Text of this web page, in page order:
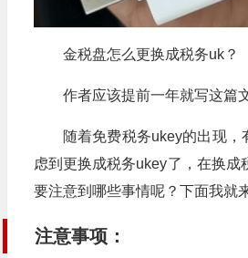
金税盘怎么更换成税务uk？
作者应该提前一年就写这篇
随着免费税务ukey的出现
虑到更换成税务ukey了，在换成
要注意到哪些事情呢？下面我就
注意事项：